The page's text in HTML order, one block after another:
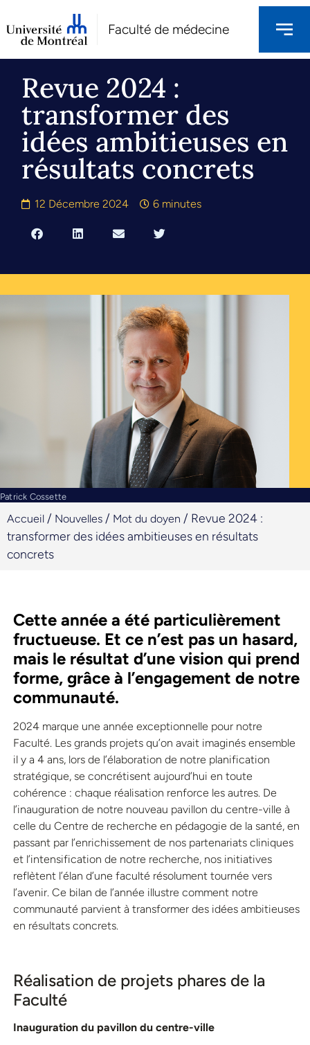
Faculté de médecine
Revue 2024 :
transformer des
idées ambitieuses en
résultats concrets
12 Décembre 2024 6 minutes
Patrick Cossette
Accueil / Nouvelles / Mot du doyen / Revue 2024 :
transformer des idées ambitieuses en résultats
concrets
Cette année a été particulièrement
fructueuse. Et ce n’est pas un hasard,
mais le résultat d’une vision qui prend
forme, grâce à l’engagement de notre
communauté.
2024 marque une année exceptionnelle pour notre
Faculté. Les grands projets qu’on avait imaginés ensemble
il y a 4 ans, lors de l’élaboration de notre planification
stratégique, se concrétisent aujourd’hui en toute
cohérence : chaque réalisation renforce les autres. De
l’inauguration de notre nouveau pavillon du centre-ville à
celle du Centre de recherche en pédagogie de la santé, en
passant par l’enrichissement de nos partenariats cliniques
et l’intensification de notre recherche, nos initiatives
reflètent l’élan d’une faculté résolument tournée vers
l’avenir. Ce bilan de l’année illustre comment notre
communauté parvient à transformer des idées ambitieuses
en résultats concrets.
Réalisation de projets phares de la
Faculté
Inauguration du pavillon du centre-ville